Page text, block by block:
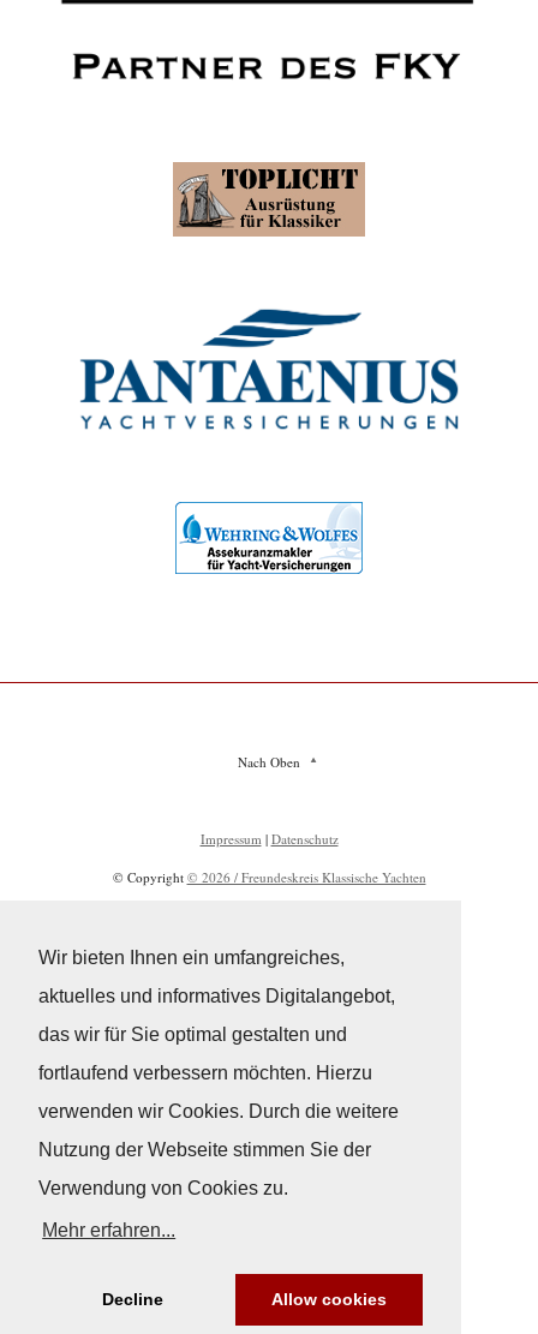
Wir bieten Ihnen ein umfangreiches,
aktuelles und informatives Digitalangebot,
das wir für Sie optimal gestalten und
fortlaufend verbessern möchten. Hierzu
verwenden wir Cookies. Durch die weitere
Nutzung der Webseite stimmen Sie der
Verwendung von Cookies zu.
Mehr erfahren...
Decline Allow cookies
Nach Oben
Impressum | Datenschutz
© Copyright © 2026 / Freundeskreis Klassische Yachten